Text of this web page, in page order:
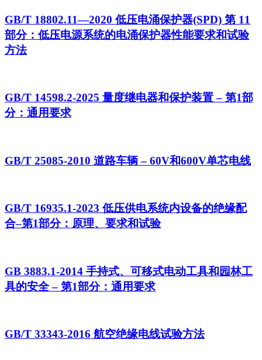
GB/T 18802.11—2020 低压电涌保护器(SPD) 第 11
部分：低压电源系统的电涌保护器性能要求和试验
方法
GB/T 14598.2-2025 量度继电器和保护装置 – 第1部
分：通用要求
GB/T 25085-2010 道路车辆 – 60V和600V单芯电线
GB/T 16935.1-2023 低压供电系统内设备的绝缘配
合–第1部分：原理、要求和试验
GB 3883.1-2014 手持式、可移式电动工具和园林工
具的安全 – 第1部分：通用要求
GB/T 33343-2016 航空绝缘电线试验方法